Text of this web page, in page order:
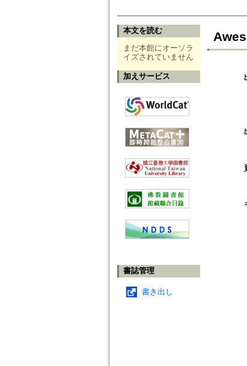
本文を読む
まだ本館にオーソラ
イズされていません
加えサービス
書誌管理
書き出し